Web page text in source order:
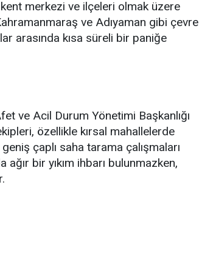
merkezi ve ilçeleri olmak üzere
ve Adıyaman gibi çevre
arasında kısa süreli bir paniğe
ve Acil Durum Yönetimi Başkanlığı
özellikle kırsal mahallelerde
çaplı saha tarama çalışmaları
bir yıkım ihbarı bulunmazken,